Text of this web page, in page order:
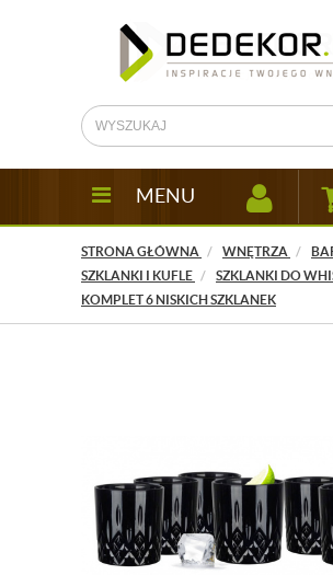
MENU
STRONA GŁÓWNA WNĘTRZA
SZKLANKI I KUFLE
SZKLANKI DO
KOMPLET 6 NISKICH SZKLANEK